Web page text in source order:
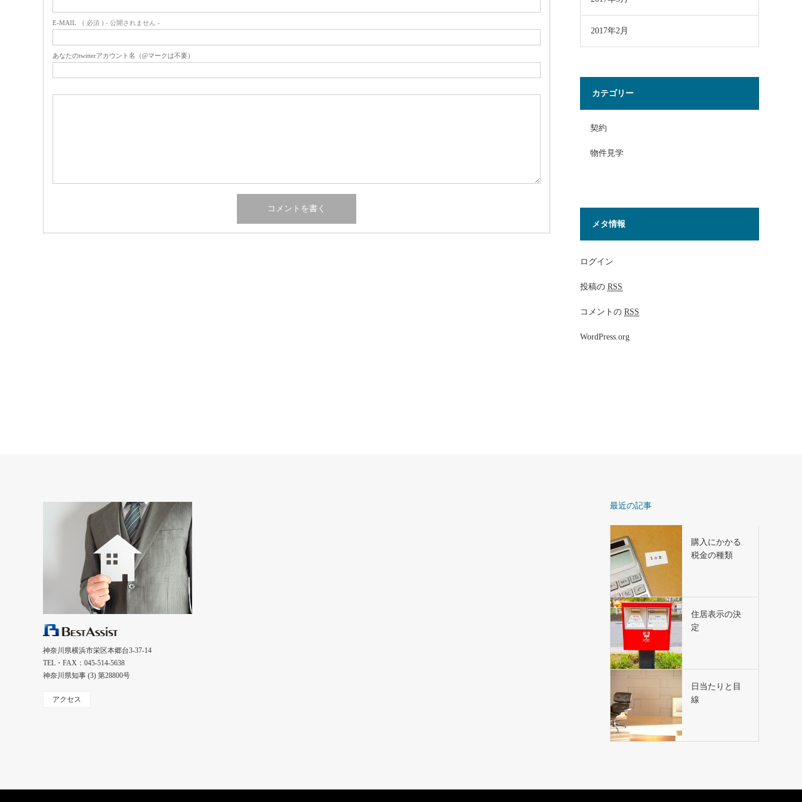
E-MAIL ( 必須 ) - 公開されません -
あなたのtwitterアカウント名（@マークは不要）
2017年2月
カテゴリー
契約
物件見学
メタ情報
ログイン
投稿の RSS
コメントの RSS
WordPress.org
最近の記事
購入にかかる
税金の種類
住居表示の決
定
日当たりと目
線
神奈川県横浜市栄区本郷台3-37-14
TEL・FAX：045-514-5638
神奈川県知事 (3) 第28800号
アクセス